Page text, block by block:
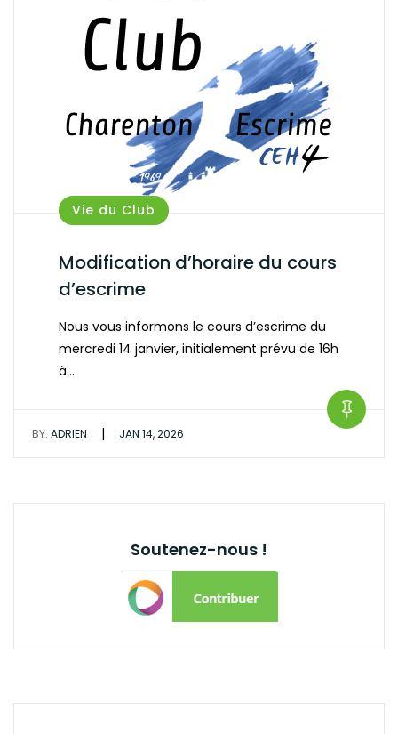
Vie du Club
Modification d’horaire du cours
d’escrime
Nous vous informons le cours d’escrime du
mercredi 14 janvier, initialement prévu de 16h
à…
BY: ADRIEN | JAN 14, 2026
Soutenez-nous !